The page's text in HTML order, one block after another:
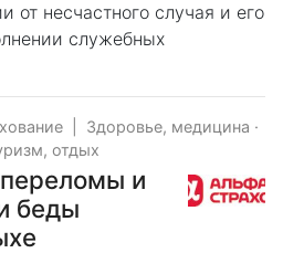
от несчастного случая и его
служебных
Здоровье, медицина ·
отдых
и
беды